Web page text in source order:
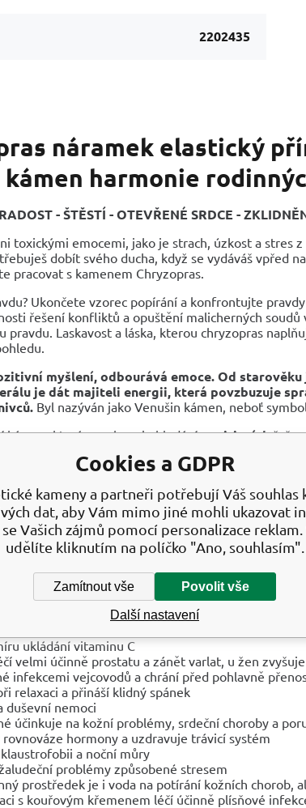
2202435
náramek elastický
kámen harmonie
- ŠTĚSTÍ - OTEVŘENÉ SRDCE -
toxickými emocemi, jako je strach, úzkost a stres
dobít svého ducha, když se vydáváš vpřed
pracovat s kamenem Chryzopras.
Ukončete vzorec popírání a konfrontujte
řešení konfliktů a opuštění malicherných
pravdu. Laskavost a láska, kterou chryzopras
myšlení, odbourává emoce.Od starověku
je dát majiteli energii, která povzbuzuje
Byl nazýván jako Venušin kámen, neboť
kámen, který povzbuzuje hledánípozitivních
různé talenty a rozvíjítvůrčí schopností
klidnýauvolňující spánek
zablokované emoce
v obchodních osobních mezilidských vztazích
odpouštět a soucítit s ostatními lidmi
pocit bezpečí, jistoty a důvěry
o fyzické tělo, má silné detoxikační účinky
churavost a slabost a vnáší do celého těla
ukládání vitaminu C
velmi účinně prostatu a zánět varlat, u žen
infekcemi vejcovodů a chrání před pohlavně
relaxaci a přináší klidný spánek
duševní nemoci
účinkuje na kožní problémy, srdeční choroby a
hormony a uzdravuje trávicí systém
a noční můry
problémy způsobené stresem
prostředek je i voda na potírání kožních chorob,
s kouřovým křemenem léčí účinně plísňové
Cookies a GDPR
kameny a partneři potřebují Váš souhlas
dat, aby Vám mimo jiné mohli ukazovat
Vašich zájmů pomocí personalizace reklam.
udělíte kliknutím na políčko "Ano, souhlasím".
Zamítnout vše Povolit vše
Další nastavení